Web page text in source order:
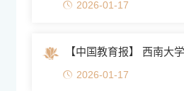
2026-01-17
2026-01-17